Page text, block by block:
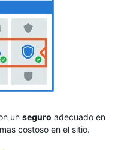
un seguro adecuado en
costoso en el sitio.